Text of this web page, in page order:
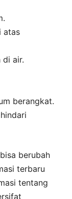
atas
di air.
berangkat.
berubah
terbaru
tentang